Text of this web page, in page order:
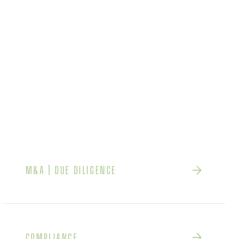
M&A | DUE DILIGENCE